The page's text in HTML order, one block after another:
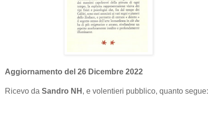
Aggiornamento del 26 Dicembre 2022
Ricevo da Sandro NH , e volentieri pubblico, quanto segue: